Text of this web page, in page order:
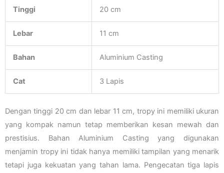
Tinggi 20 cm
Lebar 11 cm
Bahan Aluminium Casting
Cat 3 Lapis
Dengan tinggi 20 cm dan lebar 11 cm, tropy ini memiliki ukuran
yang kompak namun tetap memberikan kesan mewah dan
prestisius. Bahan Aluminium Casting yang digunakan
menjamin tropy ini tidak hanya memiliki tampilan yang menarik
tetapi juga kekuatan yang tahan lama. Pengecatan tiga lapis